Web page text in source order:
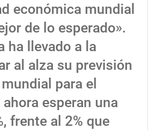
económica mundial
de lo esperado».
ha llevado a la
al alza su previsión
para el
esperan una
frente al 2% que